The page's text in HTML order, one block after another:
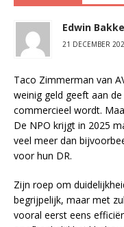
Edwin
21 DECEMBER
Taco Zimmerman van
weinig geld geeft aan
commercieel wordt.
​De NPO krijgt in 2025
veel meer dan
voor hun DR.
Zijn roep om
begrijpelijk, maar met
vooral eerst eens